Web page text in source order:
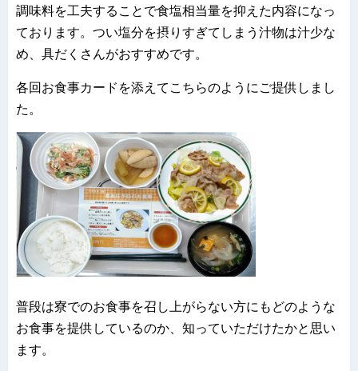
調味料を工夫することで食塩相当量を抑えた内容になっ
ております。つい塩分を摂りすぎてしまう汁物は汁少な
め、具だくさんがおすすめです。
各回お食事カードを添えてこちらのようにご提供しまし
た。
普段は寮でのお食事を召し上がらない方にもどのような
お食事を提供しているのか、知っていただけたかと思い
ます。